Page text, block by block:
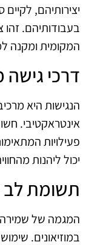
יצירותיהם,
בעבודותיהם.
המקומית ומקנה
דרכי גישה
הנגישות היא
אינטראקטיבי.
פעילויות
יכול ליהנות
תשומת לב
המגמה של
במוזיאונים.